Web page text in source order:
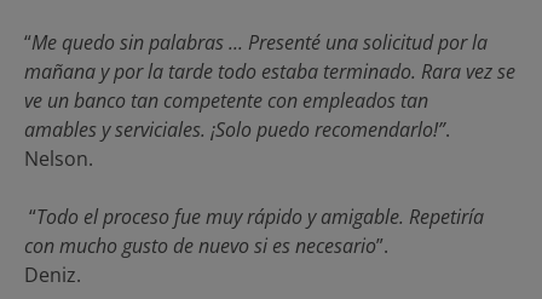
“Me quedo sin palabras ... Presenté una solicitud por la
mañana y por la tarde todo estaba terminado. Rara vez se
ve un banco tan competente con empleados tan
amables y serviciales. ¡Solo puedo recomendarlo!”.
Nelson.
“Todo el proceso fue muy rápido y amigable. Repetiría
con mucho gusto de nuevo si es necesario”.
Deniz.